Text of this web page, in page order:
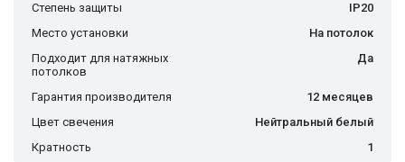
Степень защиты
IP20
Место установки
На потолок
Подходит для натяжных
потолков
Да
Гарантия производителя
12 месяцев
Цвет свечения
Нейтральный белый
Кратность
1